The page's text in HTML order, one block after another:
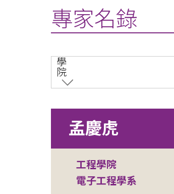
專家名錄
學
院
孟慶虎
工程學院
電子工程學系